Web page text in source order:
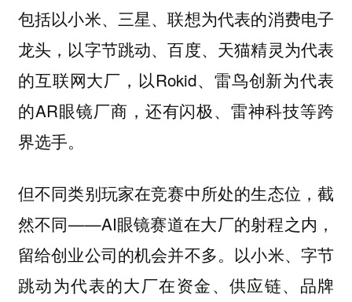
包括以小米、三星、联想为代表的消费电子
龙头，以字节跳动、百度、天猫精灵为代表
的互联网大厂，以Rokid、雷鸟创新为代表
的AR眼镜厂商，还有闪极、雷神科技等跨
界选手。
但不同类别玩家在竞赛中所处的生态位，截
然不同——AI眼镜赛道在大厂的射程之内，
留给创业公司的机会并不多。以小米、字节
跳动为代表的大厂在资金、供应链、品牌